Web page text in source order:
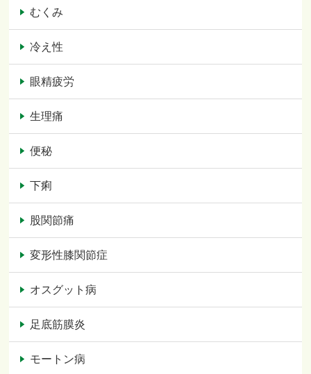
むくみ
冷え性
眼精疲労
生理痛
便秘
下痢
股関節痛
変形性膝関節症
オスグット病
足底筋膜炎
モートン病